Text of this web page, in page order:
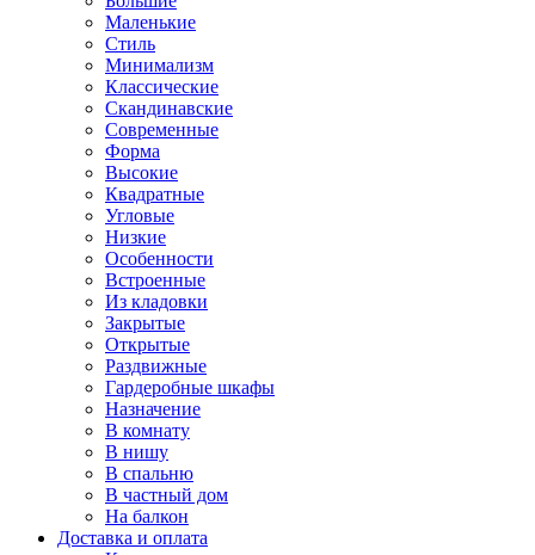
Маленькие
Стиль
Минимализм
Классические
Скандинавские
Современные
Форма
Высокие
Квадратные
Угловые
Низкие
Особенности
Встроенные
Из кладовки
Закрытые
Открытые
Раздвижные
Гардеробные шкафы
Назначение
В комнату
В нишу
В спальню
В частный дом
На балкон
Доставка и оплата